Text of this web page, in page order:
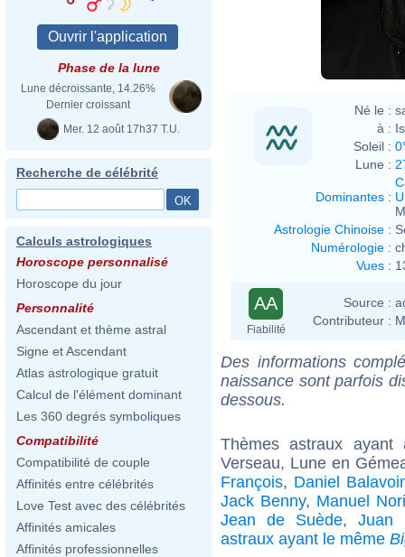
Phase de la lune
Lune décroissante, 14.26%
Dernier croissant
Mer. 12 août 17h37 T.U.
Recherche de célébrité
Calculs astrologiques
Horoscope personnalisé
Horoscope du jour
Personnalité
Ascendant et thème astral
Signe et Ascendant
Atlas astrologique gratuit
Calcul de l'élément dominant
Les 360 degrés symboliques
Compatibilité
Compatibilité de couple
Affinités entre célébrités
Love Test avec des célébrités
Affinités amicales
Affinités professionnelles
Né le :
à :
Soleil :
Lune :
Dominantes :
Astrologie Chinoise :
Numérologie :
Vues :
AA
Fiabilité
Source :
Contributeur :
Des informations
naissance sont parfois
dessous.
Thèmes astraux
Verseau, Lune en
François, Daniel
Jack Benny, Manuel
Jean de Suède, Juan
astraux ayant le même